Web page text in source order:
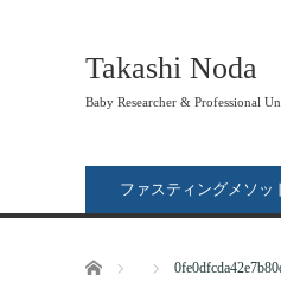
Takashi Noda
Baby Researcher & Professional
ファスティングメソッ
ホーム